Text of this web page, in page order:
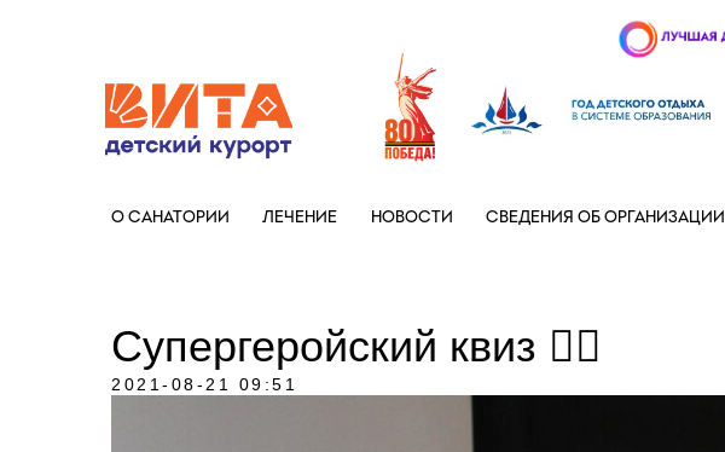
+7 (86133) 97-888
О САНАТОРИИ НОВОСТИ СВЕДЕНИЯ ОБ ОРГАНИЗАЦИИ
ЛЕЧЕНИЕ
Супергеройский квиз 🦸‍♂
2021-08-21 09:51